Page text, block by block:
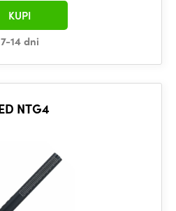
7-14 dni
KUPI
NTG4